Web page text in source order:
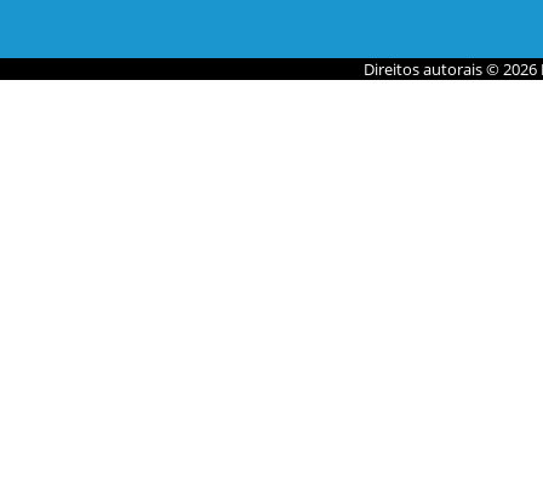
Direitos autorais © 2026